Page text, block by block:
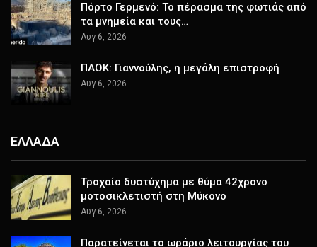
Πόρτο Γερμενό: Το πέρασμα της φωτιάς από
τα μνημεία και τους…
Αυγ 6, 2026
ΠΑΟΚ: Γιαννούλης, η μεγάλη επιστροφή
Αυγ 6, 2026
ΕΛΛΑΔΑ
Τροχαίο δυστύχημα με θύμα 42χρονο
μοτοσικλετιστή στη Μύκονο
Αυγ 6, 2026
Παρατείνεται το ωράριο λειτουργίας του